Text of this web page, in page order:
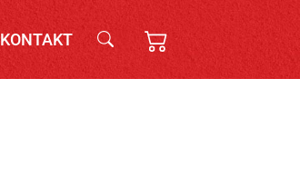
KONTAKT